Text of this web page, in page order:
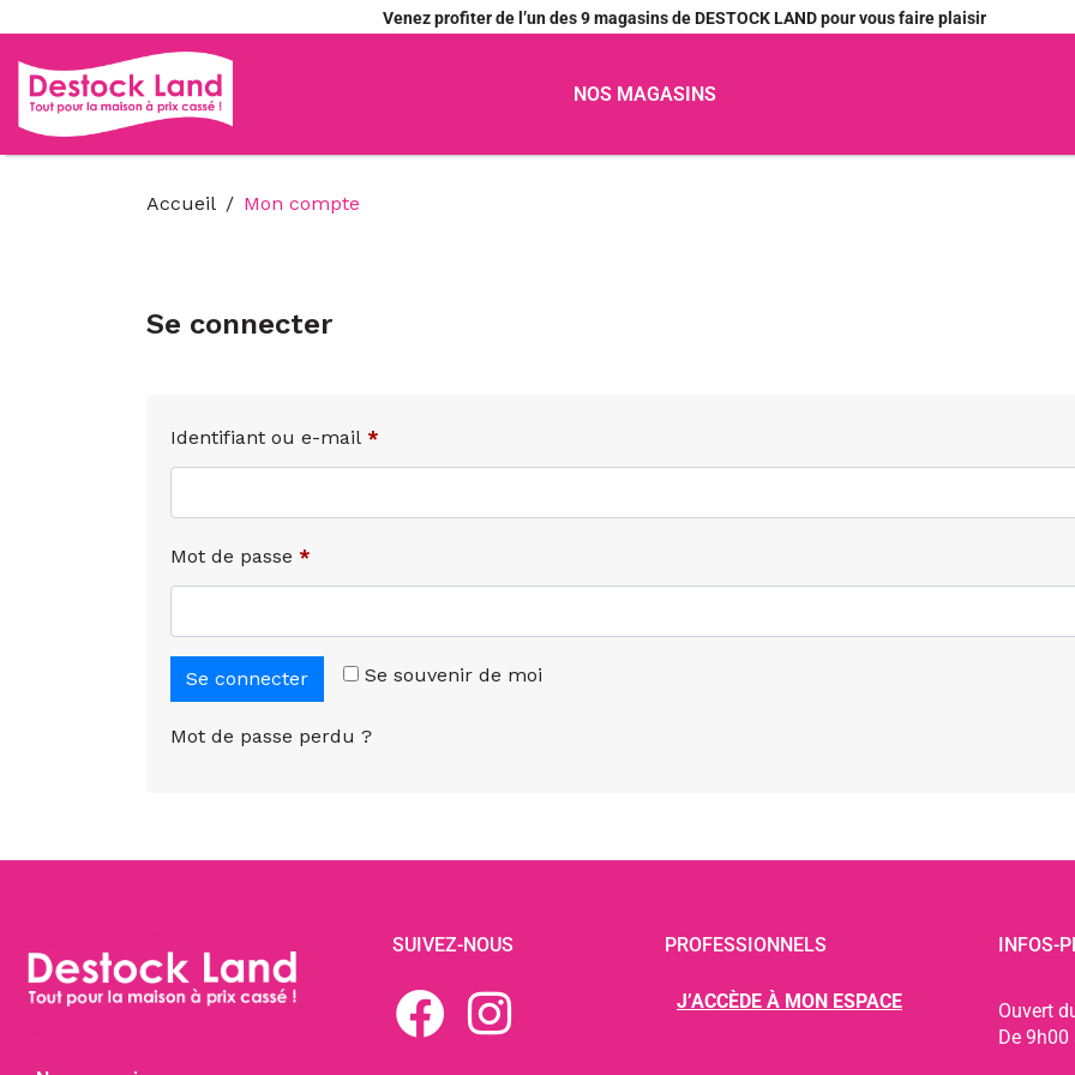
Venez profiter de l’un des 9 magasins de DESTOCK LAND pour vous faire plaisir
NOS MAGASINS
Accueil Mon compte
Se connecter
Identifiant ou e-mail *
Mot de passe *
Se souvenir de moi
Se connecter
Mot de passe perdu ?
SUIVEZ-NOUS PROFESSIONNELS
J’ACCÈDE À MON ESPACE
INFOS-
Ouvert
De